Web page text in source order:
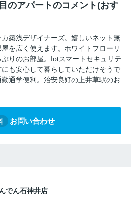
のアパートのコメント(おす
築浅デザイナーズ。嬉しいネット無
を広く使えます。ホワイトフローリ
りのお部屋。Iotスマートセキュリテ
も安心して暮らしていただけそうで
通学便利。治安良好の上井草駅のお
お問い合わせ
でん石神井店